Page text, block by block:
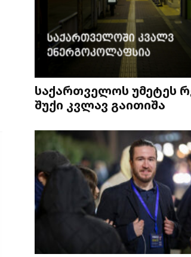
საქართველოს უმეტეს
შუქი კვლავ გაითიშა